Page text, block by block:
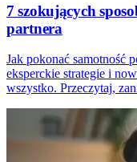
7 szokujących
partnera
Jak pokonać samotność
eksperckie strategie i
wszystko. Przeczytaj,